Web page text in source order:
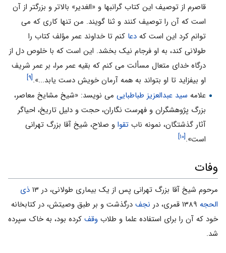
قاصرم از توصیف این کتاب گرانبها و «الغدیر» بالاتر و بزرگتر از آن
است که آن را توصیف کنند و ثنا گویند. من تنها کاری که می
توانم کرد این است که دعا کنم تا خداوند عمر مؤلف کتاب را
طولانی کند، به او فرجام نیک بخشد. این است که با خلوص دل از
درگاه خدای متعال مسألت می کنم که بقیه عمر مرا، بر عمر شریف
او بیفزاید تا او بتواند به همه آرمان خویش دست یابد...».[۹]
علامه سید عبدالعزیز طباطباییمی نویسد: «شیخ مشایخ معاصر،
بزرگ پژوهشگران و فهرست نگاران، حجت و دلیل تاریخ، احیاگر
آثار گذشتگان، نمونه ناب تقواو صلاح، شیخ آقا بزرگ تهرانی
است».[۱۰]
وفات
مرحوم شیخ آقا بزرگ تهرانی پس از یک بیماری طولانی، در ۱۳
ذی
الحجه
نجف درگذشت و بر طبق وصیتش، در کتابخانه
خود که آن را برای استفاده علما و طلاب وقف کرده بود، به خاک سپرده
شد.